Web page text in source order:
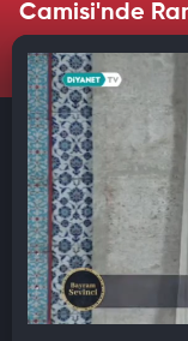
Camisi'nde
irat etti